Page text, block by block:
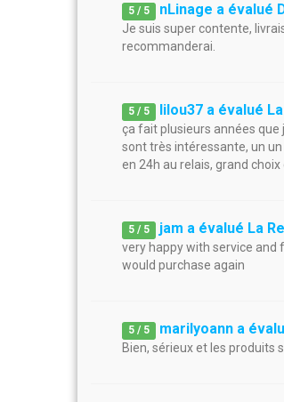
5 / 5 nLinage a évalué
Je suis super contente,
recommanderai.
5 / 5 lilou37 a évalué
ça fait plusieurs années
sont très intéressante, un
en 24h au relais, grand
5 / 5 jam a évalué La
very happy with service and
would purchase again
5 / 5 marilyoann a
Bien, sérieux et les produits